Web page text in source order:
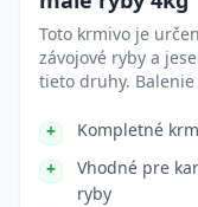
Toto krmivo je
závojové ryby a
tieto druhy.
Kompletné
Vhodné pre
ryby